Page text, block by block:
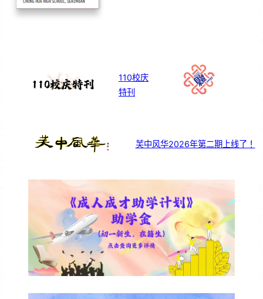
110校庆
特刊
芙中风华2026年第二期上线了！